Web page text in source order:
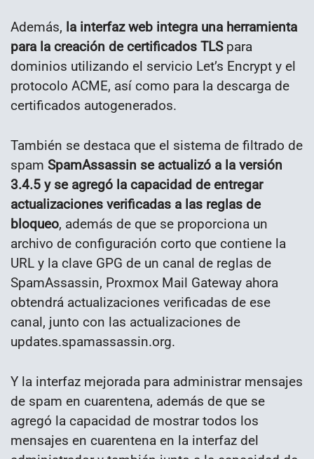
Además, la interfaz web integra una herramienta
para la creación de certificados TLSpara
dominios utilizando el servicio Let’s Encrypt y el
protocolo ACME, así como para la descarga de
certificados autogenerados.
También se destaca que el sistema de filtrado de
spam SpamAssassin se actualizó a la versión
3.4.5 y se agregó la capacidad de entregar
actualizaciones verificadas a las reglas de
bloqueo, además de que se proporciona un
archivo de configuración corto que contiene la
URL y la clave GPG de un canal de reglas de
SpamAssassin, Proxmox Mail Gateway ahora
obtendrá actualizaciones verificadas de ese
canal, junto con las actualizaciones de
updates.spamassassin.org.
Y la interfaz mejorada para administrar mensajes
de spam en cuarentena, además de que se
agregó la capacidad de mostrar todos los
mensajes en cuarentena en la interfaz del